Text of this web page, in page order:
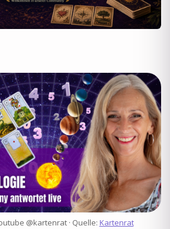
@kartenrat · Quelle: Kartenrat